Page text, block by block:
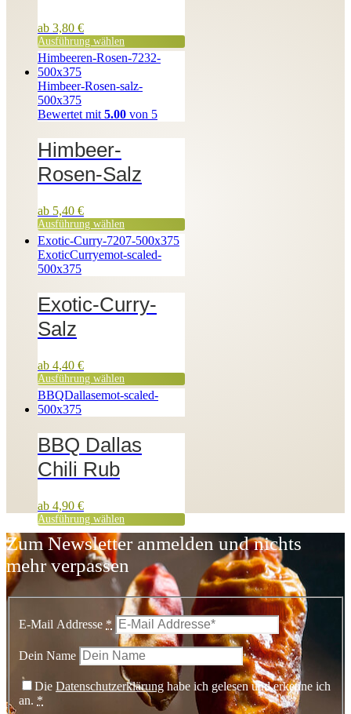
ab 3,80 €
Ausführung wählen
Bewertet mit 5.00 von 5
Himbeer-
Rosen-Salz
ab 5,40 €
Ausführung wählen
Exotic-Curry-
Salz
ab 4,40 €
Ausführung wählen
BBQ Dallas
Chili Rub
ab 4,90 €
Ausführung wählen
Zum Newsletter anmelden und nichts
mehr verpassen
E-Mail Addresse *
Dein Name
Die Datenschutzerklärung habe ich gelesen und erkenne ich
an. *